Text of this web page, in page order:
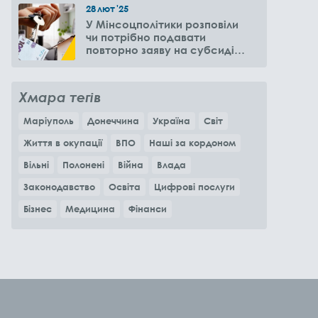
28лют'25
У Мінсоцполітики розповіли
чи потрібно подавати
повторно заяву на субсидію
Хмара тегів
Маріуполь Донеччина Україна
Світ
Життя в окупації
ВПО
Наші за кордоном
Вільні
Полонені Війна
Влада
Законодавство
Освіта
Цифрові послуги
Бізнес
Медицина Фінанси